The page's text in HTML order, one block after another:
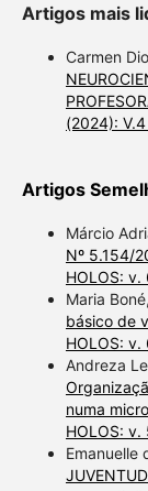
Artigos mais
Carmen
(2024):
Artigos
Márcio
Nº 5.154/
HOLOS: v.
Maria
básico de
HOLOS: v.
Andreza
numa
HOLOS: v.
Emanuelle